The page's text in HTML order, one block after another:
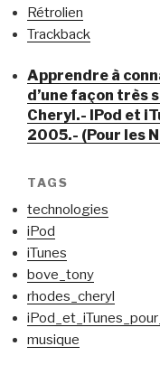
Rétrolien
Trackback
Apprendre à
d’une façon très
Cheryl.- IPod et
2005.- (Pour les
TAGS
technologies
iPod
iTunes
bove_tony
rhodes_cheryl
musique